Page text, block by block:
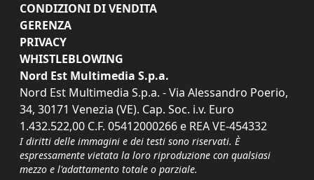
CONDIZIONI DI VENDITA
GERENZA
PRIVACY
WHISTLEBLOWING
Nord Est Multimedia S.p.a.
Nord Est Multimedia S.p.a. - Via Alessandro Poerio,
34, 30171 Venezia (VE). Cap. Soc. i.v. Euro
1.432.522,00 C.F. 05412000266 e REA VE-454332
I diritti delle immagini e dei testi sono riservati. È
espressamente vietata la loro riproduzione con qualsiasi
mezzo e l'adattamento totale o parziale.